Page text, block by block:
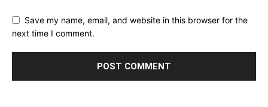
Save my name, email, and website in this browser for the
next time I comment.